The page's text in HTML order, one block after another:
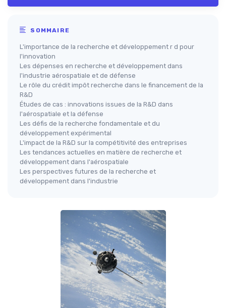
SOMMAIRE
L'importance de la recherche et développement r d pour
l'innovation
Les dépenses en recherche et développement dans
l'industrie aérospatiale et de défense
Le rôle du crédit impôt recherche dans le financement de la
R&D
Études de cas : innovations issues de la R&D dans
l'aérospatiale et la défense
Les défis de la recherche fondamentale et du
développement expérimental
L'impact de la R&D sur la compétitivité des entreprises
Les tendances actuelles en matière de recherche et
développement dans l'aérospatiale
Les perspectives futures de la recherche et
développement dans l'industrie